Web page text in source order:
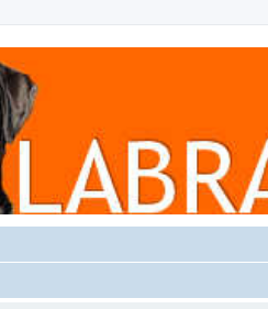
van Nederland en België!